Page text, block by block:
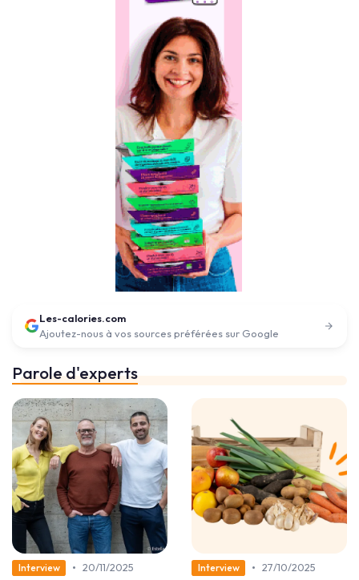
Les-calories.com
Ajoutez-nous à vos sources préférées sur Google
Parole d'experts
Interview • 20/11/2025
Interview • 27/10/2025